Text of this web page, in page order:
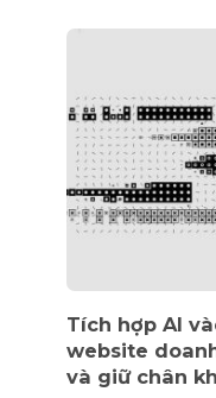
Tích hợp AI
website
và giữ chân